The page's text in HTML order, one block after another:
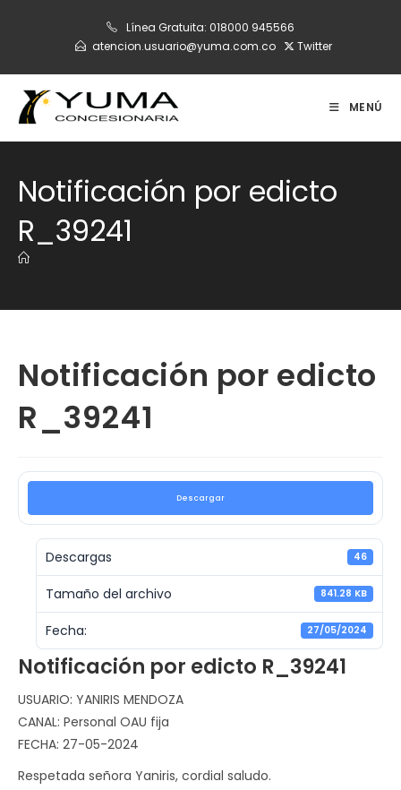
Línea Gratuita: 018000 945566
atencion.usuario@yuma.com.co
Twitter
MENÚ
Notificación por edicto
R_39241
Notificación por edicto
R_39241
Descargar
Descargas 46
Tamaño del archivo 841.28 KB
Fecha: 27/05/2024
Notificación por edicto R_39241
USUARIO: YANIRIS MENDOZA
CANAL: Personal OAU fija
FECHA: 27-05-2024
Respetada señora Yaniris, cordial saludo.